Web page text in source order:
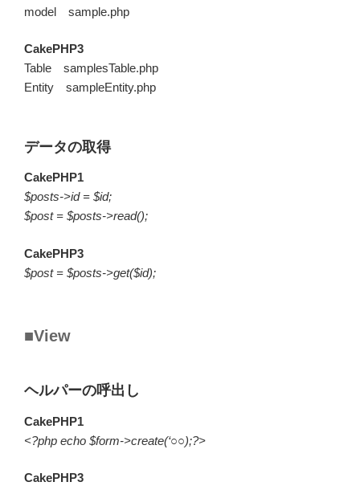
model sample.php
CakePHP3
Table samplesTable.php
Entity sampleEntity.php
データの取得
CakePHP1
$posts->id = $id;
$post = $posts->read();
CakePHP3
$post = $posts->get($id);
■View
ヘルパーの呼出し
CakePHP1
<?php echo $form->create(‘○○);?>
CakePHP3